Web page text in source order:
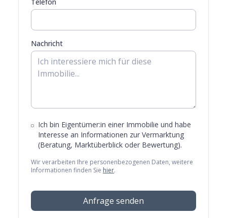
Nachricht
Ich bin Eigentümer:in einer Immobilie und habe
Interesse an Informationen zur Vermarktung
(Beratung, Marktüberblick oder Bewertung).
Wir verarbeiten Ihre personenbezogenen Daten, weitere
Informationen finden Sie hier.
Anfrage senden